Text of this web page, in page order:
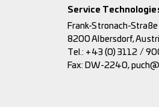
Service
Frank-Stronach-Straße
8200 Albersdorf,
Tel.: +43 (0) 3112 /
Fax: DW-2240,